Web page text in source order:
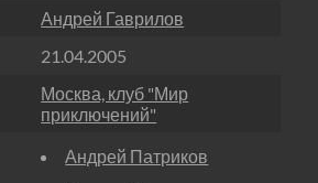
Андрей Гаврилов
21.04.2005
Москва, клуб "Мир
приключений"
Андрей Патриков